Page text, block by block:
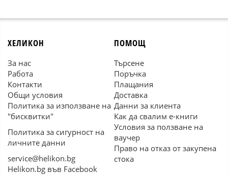
ХЕЛИКОН
За нас
Работа
Контакти
Общи условия
Политика за използване на
"бисквитки"
Политика за сигурност на
личните данни
service@helikon.bg
Helikon.bg във Facebook
ПОМОЩ
Търсене
Поръчка
Плащания
Доставка
Данни за клиента
Как да свалим е-книги
Условия за ползване на
ваучер
Право на отказ от закупена
стока